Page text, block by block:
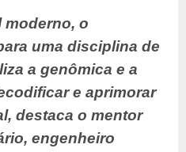
moderno, o
uma disciplina de
a genômica e a
e aprimorar
destaca o mentor
engenheiro